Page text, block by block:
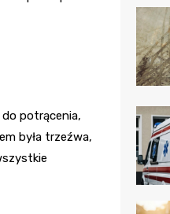
do potrącenia,
była trzeźwa,